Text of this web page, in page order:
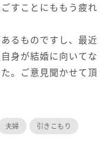
すことにももう疲れ
るものですし、最近
身が結婚に向いてな
。ご意見聞かせて頂
夫婦
引きこもり